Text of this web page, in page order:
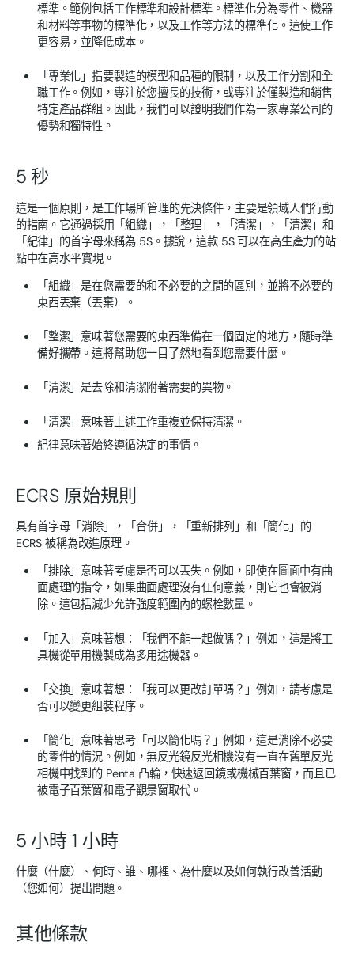
標準。範例包括工作標準和設計標準。標準化分為零件、機器
和材料等事物的標準化，以及工作等方法的標準化。這使工作
更容易，並降低成本。
「專業化」指要製造的模型和品種的限制，以及工作分割和全
職工作。例如，專注於您擅長的技術，或專注於僅製造和銷售
特定產品群組。因此，我們可以證明我們作為一家專業公司的
優勢和獨特性。
5 秒
這是一個原則，是工作場所管理的先決條件，主要是領域人們行動
的指南。它通過採用「組織」，「整理」，「清潔」，「清潔」和
「紀律」的首字母來稱為 5S。據說，這款 5S 可以在高生產力的站
點中在高水平實現。
「組織」是在您需要的和不必要的之間的區別，並將不必要的
東西丟棄（丟棄）。
「整潔」意味著您需要的東西準備在一個固定的地方，隨時準
備好攜帶。這將幫助您一目了然地看到您需要什麼。
「清潔」是去除和清潔附著需要的異物。
「清潔」意味著上述工作重複並保持清潔。
紀律意味著始終遵循決定的事情。
ECRS 原始規則
具有首字母「消除」，「合併」，「重新排列」和「簡化」的
ECRS 被稱為改進原理。
「排除」意味著考慮是否可以丟失。例如，即使在圖面中有曲
面處理的指令，如果曲面處理沒有任何意義，則它也會被消
除。這包括減少允許強度範圍內的螺栓數量。
「加入」意味著想：「我們不能一起做嗎？」例如，這是將工
具機從單用機製成為多用途機器。
「交換」意味著想：「我可以更改訂單嗎？」例如，請考慮是
否可以變更組裝程序。
「簡化」意味著思考「可以簡化嗎？」例如，這是消除不必要
的零件的情況。例如，無反光鏡反光相機沒有一直在舊單反光
相機中找到的 Penta 凸輪，快速返回鏡或機械百葉窗，而且已
被電子百葉窗和電子觀景窗取代。
5 小時 1 小時
什麼（什麼）、何時、誰、哪裡、為什麼以及如何執行改善活動
（您如何）提出問題。
其他條款